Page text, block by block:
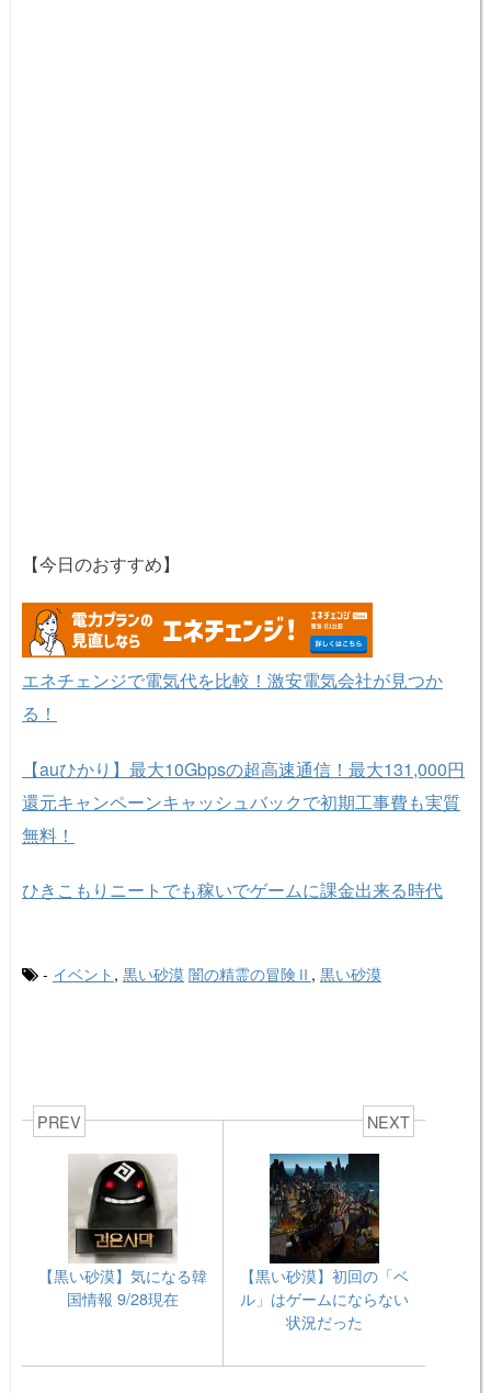
【今日のおすすめ】
エネチェンジで電気代を比較！激安電気会社が見つか
る！
【auひかり】最大10Gbpsの超高速通信！最大131,000円
還元キャンペーンキャッシュバックで初期工事費も実質
無料！
ひきこもりニートでも稼いでゲームに課金出来る時代
- イベント , 黒い砂漠 闇の精霊の冒険Ⅱ , 黒い砂漠
PREV
【黒い砂漠】気になる韓
国情報 9/28現在
NEXT
【黒い砂漠】初回の「ベ
ル」はゲームにならない
状況だった